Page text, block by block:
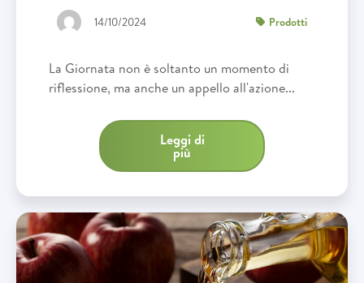
14/10/2024 Prodotti
La Giornata non è soltanto un momento di
riflessione, ma anche un appello all'azione...
Leggi di
più